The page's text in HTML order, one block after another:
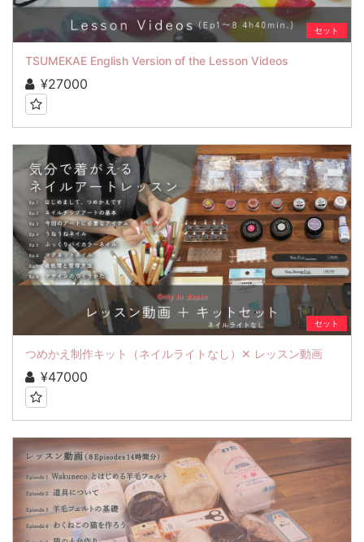
セット
TSUMEKAE English Version of the Lesson Videos
¥27000
セット
つめかえ制作キット（ネイルライトなし）✕ レッスン動画
¥47000